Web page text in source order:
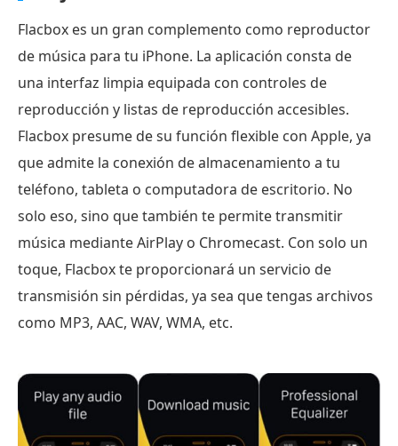
Flacbox es un gran complemento como reproductor
de música para tu iPhone. La aplicación consta de
una interfaz limpia equipada con controles de
reproducción y listas de reproducción accesibles.
Flacbox presume de su función flexible con Apple, ya
que admite la conexión de almacenamiento a tu
teléfono, tableta o computadora de escritorio. No
solo eso, sino que también te permite transmitir
música mediante AirPlay o Chromecast. Con solo un
toque, Flacbox te proporcionará un servicio de
transmisión sin pérdidas, ya sea que tengas archivos
como MP3, AAC, WAV, WMA, etc.